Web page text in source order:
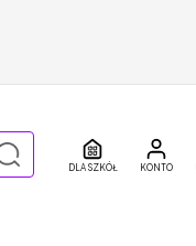
DLA SZKÓŁ